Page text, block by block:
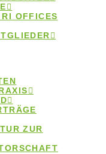
OFFICES
ZUR